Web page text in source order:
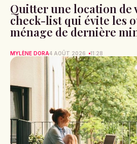
Quitter une location de
check-list qui évite les
ménage de dernière
MYLÈNE DORA4 AOÛT 2026 11:28